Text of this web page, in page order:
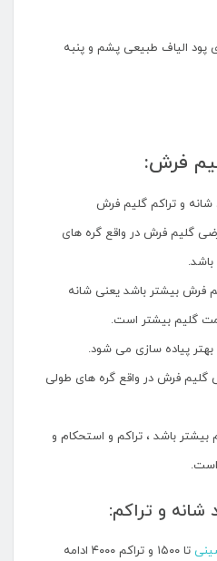
پود الیاف طبیعی پشم و پنبه
فرش:
و تراکم گلیم فرش
گلیم فرش در واقع گره های
فرش بیشتر باشد یعنی شانه
گلیم بیشتر است.
پیاده سازی می شود.
گلیم فرش در واقع گره های طولی
باشد ، تراکم و استحکام و
است.
شانه و تراکم:
تا ۱۵۰۰ و تراکم ۴۰۰۰ ادامه